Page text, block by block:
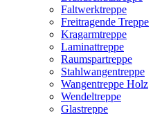
Faltwerktreppe
Freitragende Treppe
Kragarmtreppe
Laminattreppe
Raumspartreppe
Stahlwangentreppe
Wangentreppe Holz
Wendeltreppe
Glastreppe